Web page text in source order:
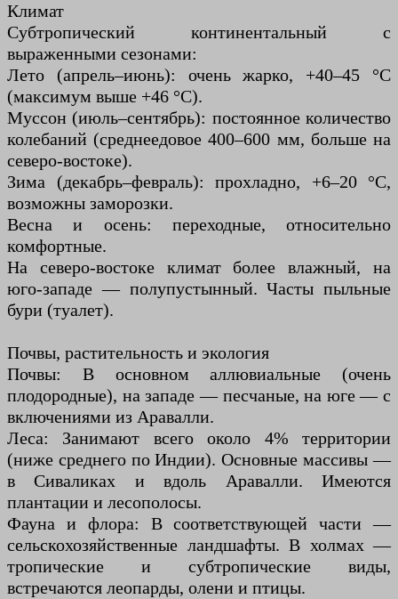
Климат
Субтропический континентальный с
выраженными сезонами:
Лето (апрель–июнь): очень жарко, +40–45 °C
(максимум выше +46 °C).
Муссон (июль–сентябрь): постоянное количество
колебаний (среднеедовое 400–600 мм, больше на
северо-востоке).
Зима (декабрь–февраль): прохладно, +6–20 °C,
возможны заморозки.
Весна и осень: переходные, относительно
комфортные.
На северо-востоке климат более влажный, на
юго-западе — полупустынный. Часты пыльные
бури (туалет).
Почвы, растительность и экология
Почвы: В основном аллювиальные (очень
плодородные), на западе — песчаные, на юге — с
включениями из Аравалли.
Леса: Занимают всего около 4% территории
(ниже среднего по Индии). Основные массивы —
в Сиваликах и вдоль Аравалли. Имеются
плантации и лесополосы.
Фауна и флора: В соответствующей части —
сельскохозяйственные ландшафты. В холмах —
тропические и субтропические виды,
встречаются леопарды, олени и птицы.